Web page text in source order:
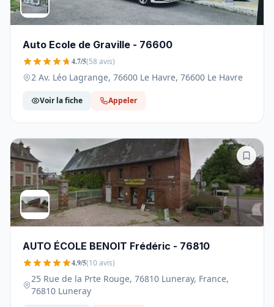
Auto Ecole de Graville - 76600
4.7/5(58 avis)
2 Av. Léo Lagrange, 76600 Le Havre, 76600 Le Havre
Voir la fiche Appeler
AUTO ÉCOLE BENOIT Frédéric - 76810
4.9/5(10 avis)
25 Rue de la Prte Rouge, 76810 Luneray, France,
76810 Luneray